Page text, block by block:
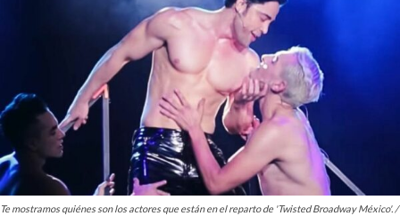
Te mostramos quiénes son los actores que están en el reparto de 'Twisted Broadway México'. /